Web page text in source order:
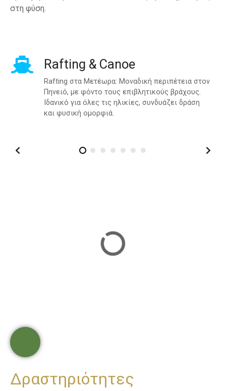
στη φύση.
Rafting & Canoe
Rafting στα Μετέωρα: Μοναδική περιπέτεια στον
Πηνειό, με φόντο τους επιβλητικούς βράχους.
Ιδανικό για όλες τις ηλικίες, συνδυάζει δράση
και φυσική ομορφιά.
Δραστηριότητες